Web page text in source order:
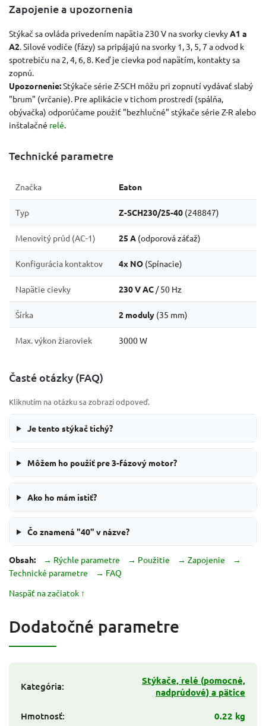
Zapojenie a upozornenia
Stýkač sa ovláda privedením napätia 230 V na svorky cievky A1 a
A2 . Silové vodiče (fázy) sa pripájajú na svorky 1, 3, 5, 7 a odvod k
spotrebiču na 2, 4, 6, 8. Keď je cievka pod napätím, kontakty sa
zopnú.
Upozornenie:Stýkače série Z-SCH môžu pri zopnutí vydávať slabý
"brum" (vrčanie). Pre aplikácie v tichom prostredí (spálňa,
obývačka) odporúčame použiť "bezhlučné" stýkače série Z-R alebo
inštalačné relé
Technické parametre
Značka Eaton
Typ Z-SCH230/25-40 (248847)
Menovitý prúd (AC-1) 25 A (odporová záťaž)
Konfigurácia kontaktov 4x NO (Spínacie)
Napätie cievky 230 V AC / 50 Hz
Šírka 2 moduly (35 mm)
Max. výkon žiaroviek 3000 W
Časté otázky (FAQ)
Kliknutím na otázku sa zobrazí odpoveď.
Je tento stýkač tichý?
Môžem ho použiť pre 3-fázový motor?
Ako ho mám istiť?
Čo znamená "40" v názve?
Obsah: → Rýchle parametre → Použitie → Zapojenie
→
Technické parametre
→ FAQ
Naspäť na začiatok ↑
Dodatočné parametre
Kategória:
Stýkače, relé (pomocné,
nadprúdové) a pätice
Hmotnosť:
0.22 kg